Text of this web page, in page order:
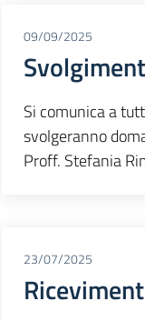
09/09/2025
Si comunica a
svolgeranno
Proff. Stefania
23/07/2025